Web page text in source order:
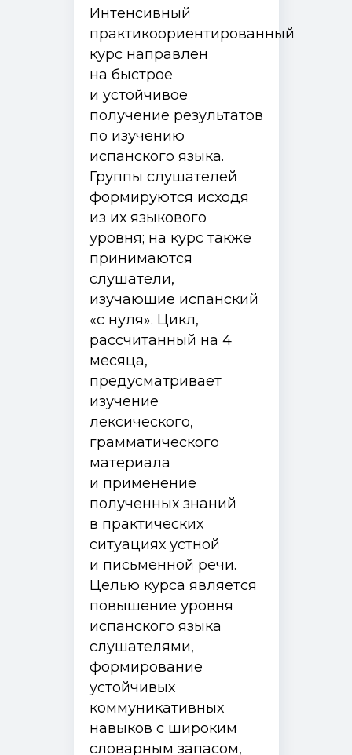
Интенсивный
практикоориентированный
курс направлен
на быстрое
и устойчивое
получение результатов
по изучению
испанского языка.
Группы слушателей
формируются исходя
из их языкового
уровня; на курс также
принимаются
слушатели,
изучающие испанский
«с нуля». Цикл,
рассчитанный на 4
месяца,
предусматривает
изучение
лексического,
грамматического
материала
и применение
полученных знаний
в практических
ситуациях устной
и письменной речи.
Целью курса является
повышение уровня
испанского языка
слушателями,
формирование
устойчивых
коммуникативных
навыков с широким
словарным запасом,